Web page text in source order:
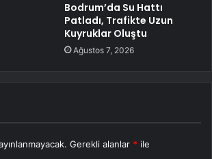
Bodrum’da Su Hattı
Patladı, Trafikte Uzun
Kuyruklar Oluştu
Ağustos 7, 2026
Gerekli alanlar * ile